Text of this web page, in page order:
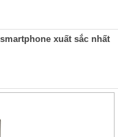
xuất sắc nhất